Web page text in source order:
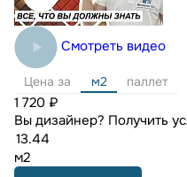
Смотреть видео
Цена за м2 паллет
1 720 ₽
Вы дизайнер? Получить
м2